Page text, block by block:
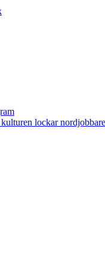
lockar